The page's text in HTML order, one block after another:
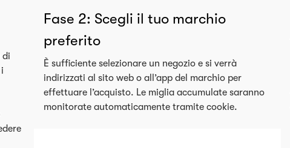
di
Fase 2: Scegli il tuo marchio
preferito
È sufficiente selezionare un negozio e si verrà
indirizzati al sito web o all’app del marchio per
effettuare l’acquisto. Le miglia accumulate saranno
monitorate automaticamente tramite cookie.